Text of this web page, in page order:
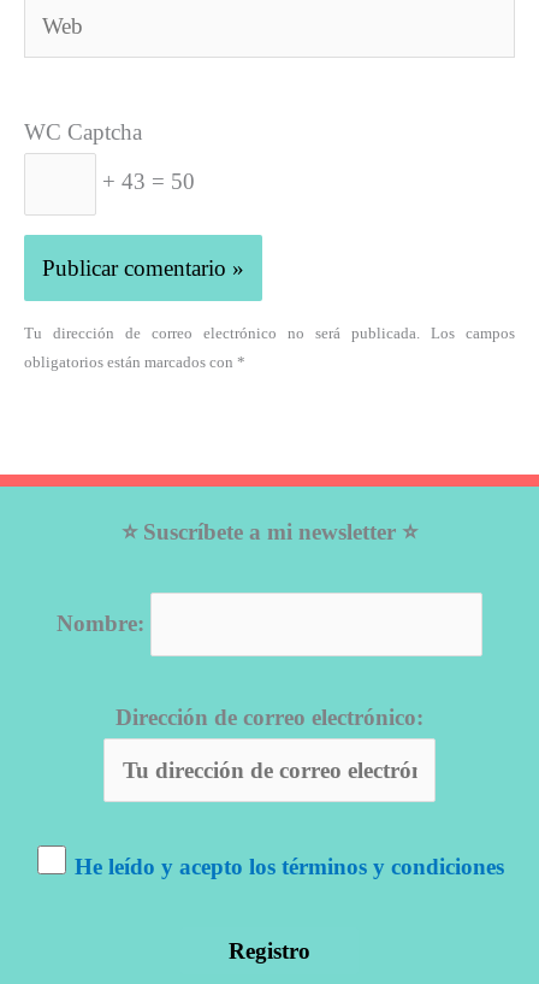
Web
WC Captcha
+ 43 = 50
Tu dirección de correo electrónico no será publicada. Los campos
obligatorios están marcados con *
⭐ Suscríbete a mi newsletter ⭐
Nombre:
Dirección de correo electrónico:
He leído y acepto los términos y condiciones